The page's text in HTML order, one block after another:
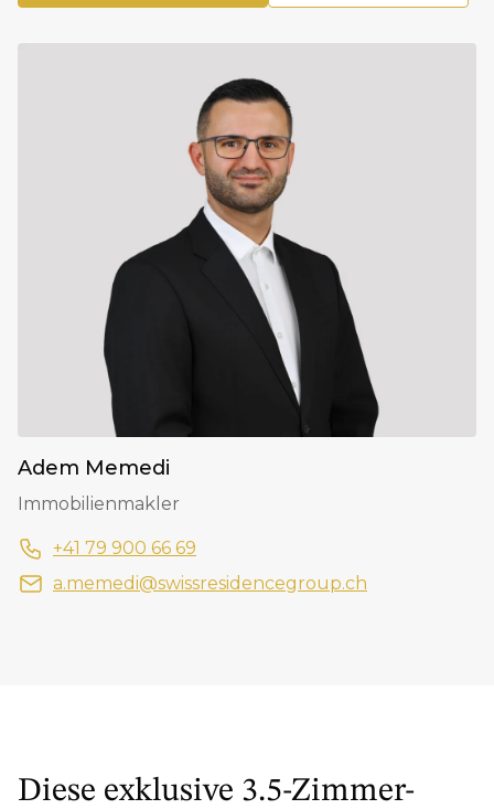
Adem Memedi
Immobilienmakler
+41 79 900 66 69
a.memedi@swissresidencegroup.ch
Diese exklusive 3.5-Zimmer-